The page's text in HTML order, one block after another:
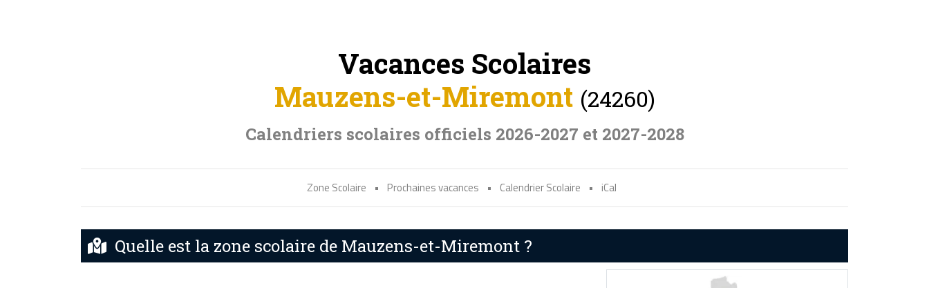
Vacances Scolaires
Mauzens-et-Miremont (24260)
Calendriers scolaires officiels 2026-2027 et 2027-2028
Zone Scolaire • Prochaines vacances • Calendrier Scolaire • iCal
Quelle est la zone scolaire de Mauzens-et-Miremont ?